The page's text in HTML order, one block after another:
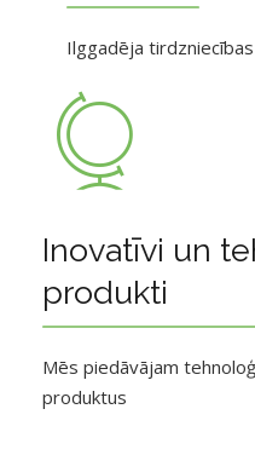
Ilggadēja
Inovatīvi un
produkti
Mēs piedāvājam
produktus